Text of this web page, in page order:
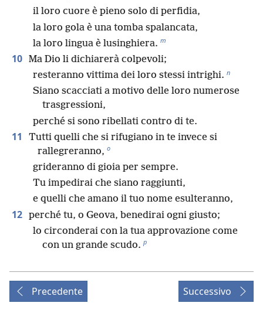
il loro cuore è pieno solo di perfidia,
la loro gola è una tomba spalancata,
la loro lingua è lusinghiera. m
10 Ma Dio li dichiarerà colpevoli;
resteranno vittima dei loro stessi intrighi. n
Siano scacciati a motivo delle loro numerose
trasgressioni,
perché si sono ribellati contro di te.
11
Tutti quelli che si rifugiano in te invece si
rallegreranno, o
grideranno di gioia per sempre.
Tu impedirai che siano raggiunti,
e quelli che amano il tuo nome esulteranno,
12 perché tu, o Geova, benedirai ogni giusto;
lo circonderai con la tua approvazione come
con un grande scudo. p
Precedente Successivo